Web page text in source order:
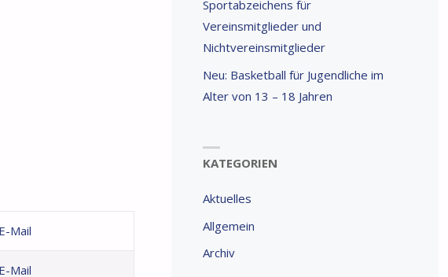
E-Mail
E-Mail
Sportabzeichens für
Vereinsmitglieder und
Nichtvereinsmitglieder
Neu: Basketball für Jugendliche im
Alter von 13 – 18 Jahren
KATEGORIEN
Aktuelles
Allgemein
Archiv